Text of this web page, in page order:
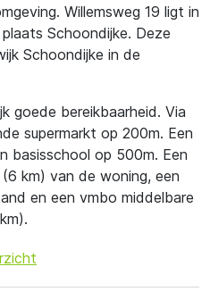
Willemsweg 19 ligt in
Schoondijke. Deze
Schoondijke in de
goede bereikbaarheid. Via
supermarkt op 200m. Een
basisschool op 500m. Een
km) van de woning, een
en een vmbo middelbare